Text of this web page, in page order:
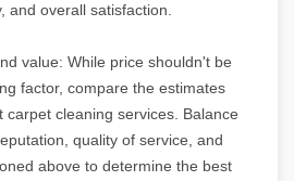
and overall satisfaction.
value: While price shouldn't be
factor, compare the estimates
carpet cleaning services. Balance
quality of service, and
above to determine the best